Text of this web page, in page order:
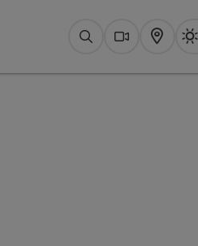
SuchenWebcams
Karte